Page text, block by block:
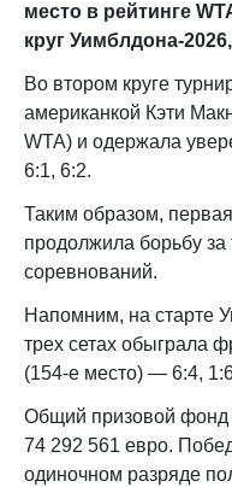
место в рейтинге
круг Уимблдона-2026
Во втором круге
американкой Кэти
WTA) и одержала
6:1, 6:2.
Таким образом,
продолжила борьбу за
соревнований.
Напомним, на старте
трех сетах обыграла
(154-е место) — 6:4,
Общий призовой фонд
74 292 561 евро.
одиночном разряде